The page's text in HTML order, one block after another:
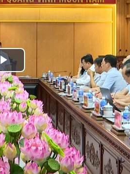
Play
Video